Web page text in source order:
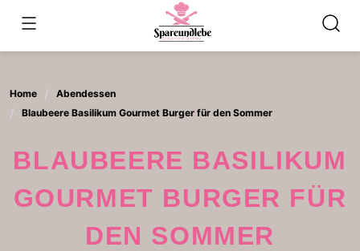
content
Home
Abendessen
Blaubeere Basilikum Gourmet Burger für den Sommer
BLAUBEERE BASILIKUM
GOURMET BURGER FÜR
DEN SOMMER